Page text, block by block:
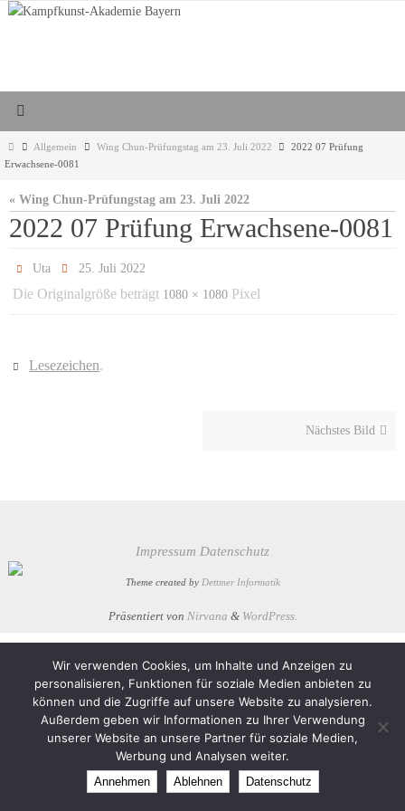
Zum
StartAllgemein Wing Chun-Prüfungstag am 23. Juli 2022
2022 07 Prüfung
Erwachsene-0081
« Wing Chun-Prüfungstag am 23. Juli 2022
2022 07 Prüfung Erwachsene-0081
Uta 25. Juli 2022
Die Originalgröße beträgt 1080 × 1080 Pixel
Lesezeichen.
Nächstes Bild
Impressum Datenschutz
Theme created by Dettmer Informatik
Präsentiert von Nirvana & WordPress.
Wir verwenden Cookies, um Inhalte und Anzeigen zu
personalisieren, Funktionen für soziale Medien anbieten zu
können und die Zugriffe auf unsere Website zu analysieren.
Außerdem geben wir Informationen zu Ihrer Verwendung
unserer Website an unsere Partner für soziale Medien,
Werbung und Analysen weiter.
Annehmen Ablehnen Datenschutz